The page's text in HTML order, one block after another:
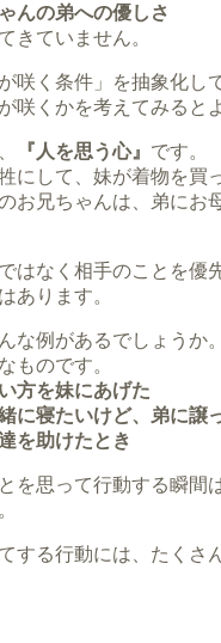
んの弟への優しさ
きていません。
咲く条件」を抽象化し
咲くかを考えてみると
『人を思う心』 です。
にして、妹が着物を買
お兄ちゃんは、弟にお
はなく相手のことを優
あります。
な例があるでしょうか。
ものです。
方を妹にあげた
に寝たいけど、弟に譲
を助けたとき
を思って行動する瞬間
する行動には、たくさ